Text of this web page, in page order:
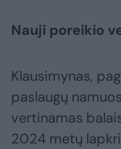
Nauji poreikio
Klausimynas,
paslaugų
vertinamas
2024 metų